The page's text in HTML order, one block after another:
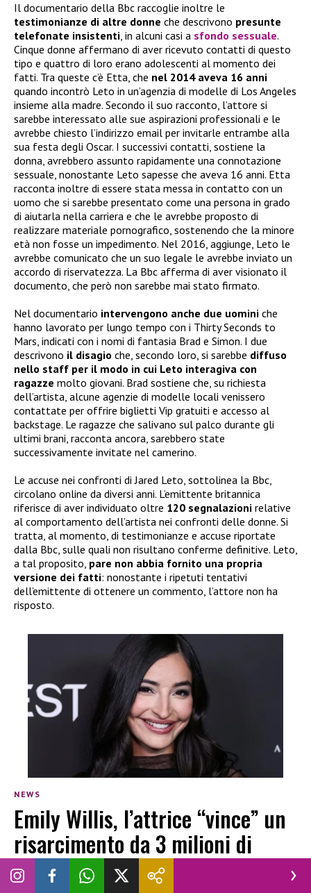
Il documentario della Bbc raccoglie inoltre le
testimonianze di altre donne che descrivono presunte
telefonate insistenti, in alcuni casi a sfondo sessuale.
Cinque donne affermano di aver ricevuto contatti di questo
tipo e quattro di loro erano adolescenti al momento dei
fatti. Tra queste c’è Etta, che nel 2014 aveva 16 anni
quando incontrò Leto in un’agenzia di modelle di Los Angeles
insieme alla madre. Secondo il suo racconto, l’attore si
sarebbe interessato alle sue aspirazioni professionali e le
avrebbe chiesto l’indirizzo email per invitarle entrambe alla
sua festa degli Oscar. I successivi contatti, sostiene la
donna, avrebbero assunto rapidamente una connotazione
sessuale, nonostante Leto sapesse che aveva 16 anni. Etta
racconta inoltre di essere stata messa in contatto con un
uomo che si sarebbe presentato come una persona in grado
di aiutarla nella carriera e che le avrebbe proposto di
realizzare materiale pornografico, sostenendo che la minore
età non fosse un impedimento. Nel 2016, aggiunge, Leto le
avrebbe comunicato che un suo legale le avrebbe inviato un
accordo di riservatezza. La Bbc afferma di aver visionato il
documento, che però non sarebbe mai stato firmato.
Nel documentario intervengono anche due uomini che
hanno lavorato per lungo tempo con i Thirty Seconds to
Mars, indicati con i nomi di fantasia Brad e Simon. I due
descrivono il disagio che, secondo loro, si sarebbe diffuso
nello staff per il modo in cui Leto interagiva con
ragazze molto giovani. Brad sostiene che, su richiesta
dell’artista, alcune agenzie di modelle locali venissero
contattate per offrire biglietti Vip gratuiti e accesso al
backstage. Le ragazze che salivano sul palco durante gli
ultimi brani, racconta ancora, sarebbero state
successivamente invitate nel camerino.
Le accuse nei confronti di Jared Leto, sottolinea la Bbc,
circolano online da diversi anni. L’emittente britannica
riferisce di aver individuato oltre 120 segnalazioni relative
al comportamento dell’artista nei confronti delle donne. Si
tratta, al momento, di testimonianze e accuse riportate
dalla Bbc, sulle quali non risultano conferme definitive. Leto,
a tal proposito, pare non abbia fornito una propria
versione dei fatti: nonostante i ripetuti tentativi
dell’emittente di ottenere un commento, l’attore non ha
risposto.
NEWS
Emily Willis, l’attrice “vince” un
risarcimento da 3 milioni di
dollari dopo i danni irreversibili